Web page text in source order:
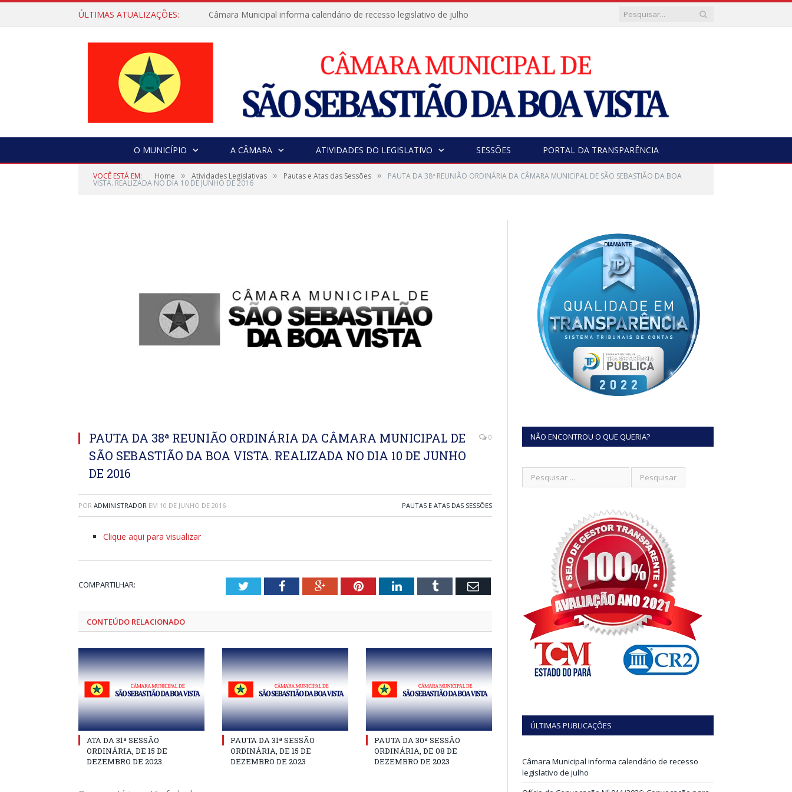
ÚLTIMAS ATUALIZAÇÕES: Câmara Municipal informa calendário de recesso legislativo de julho
O MUNICÍPIO A CÂMARA ATIVIDADES DO LEGISLATIVO SESSÕES PORTAL DA TRANSPARÊNCIA
VOCÊ ESTÁ EM: Home » Atividades Legislativas » Pautas e Atas das Sessões » PAUTA DA 38ª REUNIÃO ORDINÁRIA DA CÂMARA MUNICIPAL DE SÃO SEBASTIÃO DA BOA
VISTA. REALIZADA NO DIA 10 DE JUNHO DE 2016
PAUTA DA 38ª REUNIÃO ORDINÁRIA DA CÂMARA MUNICIPAL DE
SÃO SEBASTIÃO DA BOA VISTA. REALIZADA NO DIA 10 DE JUNHO
DE 2016
0
POR ADMINISTRADOR EM 10 DE JUNHO DE 2016 PAUTAS E ATAS DAS SESSÕES
Clique aqui para visualizar
COMPARTILHAR: TwitterFacebookGoogle+PinterestLinkedInTumblr Email
CONTEÚDO RELACIONADO
ATA DA 31ª SESSÃO
ORDINÁRIA, DE 15 DE
DEZEMBRO DE 2023
PAUTA DA 31ª SESSÃO
ORDINÁRIA, DE 15 DE
DEZEMBRO DE 2023
PAUTA DA 30ª SESSÃO
ORDINÁRIA, DE 08 DE
DEZEMBRO DE 2023
NÃO ENCONTROU O QUE QUERIA?
ÚLTIMAS PUBLICAÇÕES
Câmara Municipal informa calendário de recesso
legislativo de julho